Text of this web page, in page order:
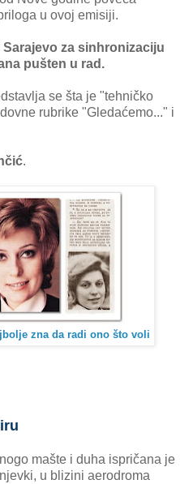
u ovoj emisiji.
za sinhronizaciju
pušten u rad.
se šta je "tehničko
rubrike "Gledaćemo..." i
.
zna da radi ono što voli
mašte i duha ispričana je
u blizini aerodroma